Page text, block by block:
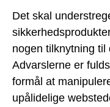
Det skal
nogen tilknytning til
Advarslerne er
formål at
upålidelige